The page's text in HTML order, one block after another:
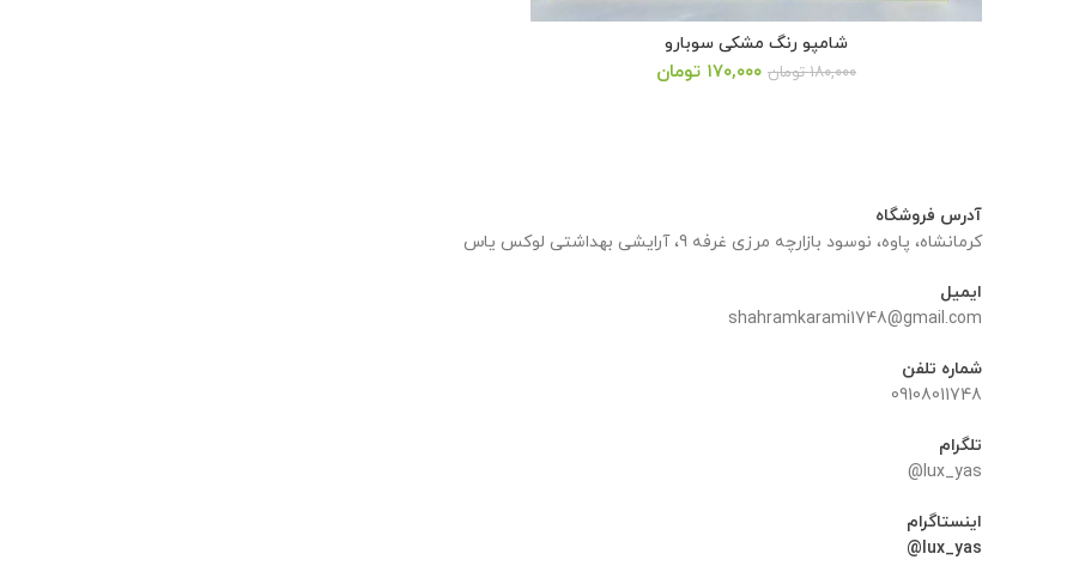
شامپو رنگ مشکی سوبارو
۱۸۰,۰۰۰ تومان قیمت
۱۷۰,۰۰۰ تومان
آدرس فروشگاه
کرمانشاه، پاوه، نوسود بازارچه مرزی غرفه 9، آرایشی بهداشتی لوکس یاس
ایمیل
shahramkarami1748@gmail.com
شماره تلفن
09108011748
تلگرام
lux_yas@
اینستاگرام
lux_yas@